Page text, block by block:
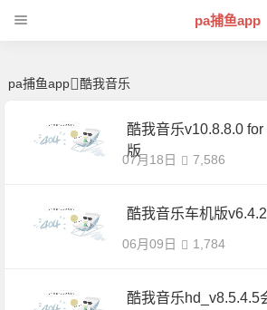
pa捕鱼app
pa捕鱼app 酷我音乐
酷我音乐v10.8.8.0
版
07月18日 7,586
酷我音乐车机版
06月09日 1,784
酷我音乐hd_v8.5.4.5